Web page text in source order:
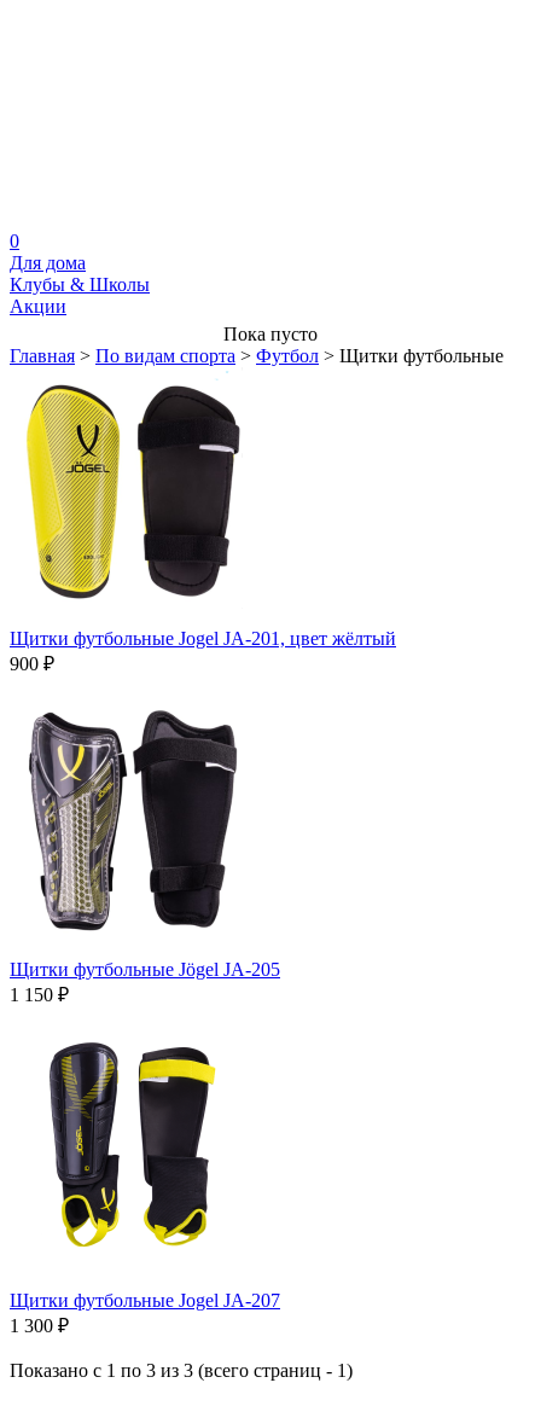
0
Для дома
Клубы & Школы
Акции
Пока пусто
Главная > По видам спорта > Футбол > Щитки футбольные
Щитки футбольные Jogel JA-201, цвет жёлтый
900 ₽
Щитки футбольные Jögel JA-205
1 150 ₽
Щитки футбольные Jogel JA-207
1 300 ₽
Показано с 1 по 3 из 3 (всего страниц - 1)